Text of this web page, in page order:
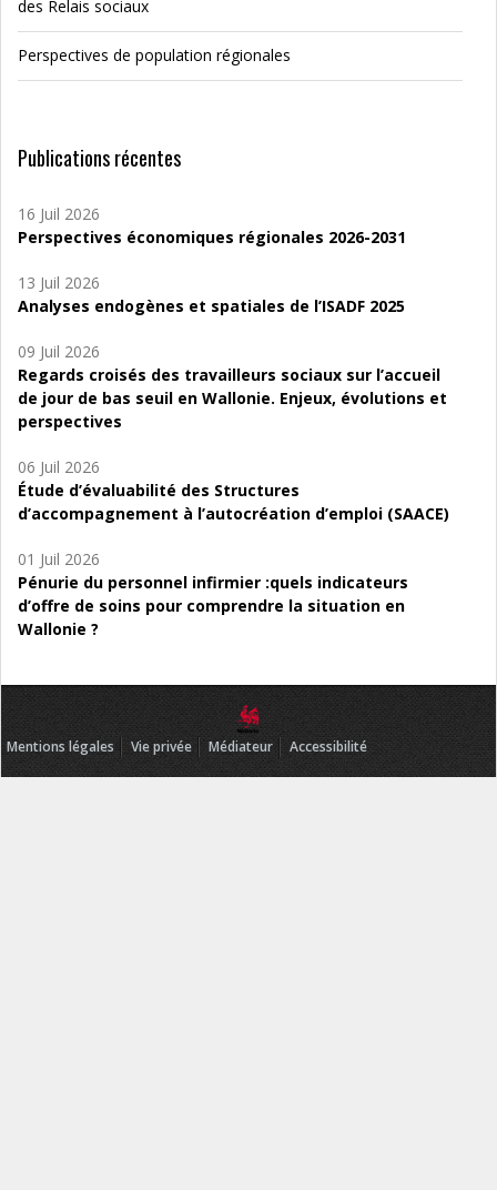
des Relais sociaux
Perspectives de population régionales
Publications récentes
16 Juil 2026
Perspectives économiques régionales 2026-2031
13 Juil 2026
Analyses endogènes et spatiales de l’ISADF 2025
09 Juil 2026
Regards croisés des travailleurs sociaux sur l’accueil
de jour de bas seuil en Wallonie. Enjeux, évolutions et
perspectives
06 Juil 2026
Étude d’évaluabilité des Structures
d’accompagnement à l’autocréation d’emploi (SAACE)
01 Juil 2026
Pénurie du personnel infirmier :quels indicateurs
d’offre de soins pour comprendre la situation en
Wallonie ?
Mentions légales Vie privée Médiateur Accessibilité